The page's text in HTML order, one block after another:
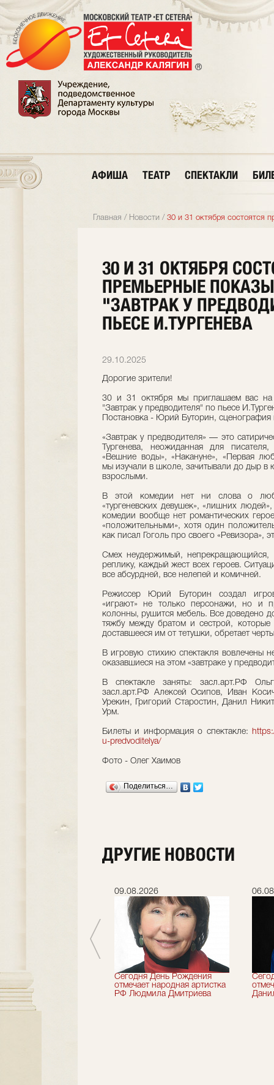
АФИША ТЕАТР СПЕКТАКЛИ
Главная / Новости / 30 и 31 октября состоятся
30 И 31 ОКТЯБРЯ
ПРЕМЬЕРНЫЕ
"ЗАВТРАК У
ПЬЕСЕ И.ТУРГЕНЕВА
29.10.2025
Дорогие зрители!
30 и 31 октября мы приглашаем вас на
"Завтрак у предводителя" по пьесе
Постановка - Юрий Буторин,
«Завтрак у предводителя» — это
Тургенева, неожиданная для
«Вешние воды», «Накануне», «Первая
мы изучали в школе, зачитывали до дыр в
взрослыми.
В этой комедии нет ни слова о
«тургеневских девушек», «лишних
комедии вообще нет романтических
«положительными», хотя один
как писал Гоголь про своего «Ревизора»,
Смех неудержимый, непрекращающийся,
реплику, каждый жест всех героев.
все абсурдней, все нелепей и комичней.
Режиссер Юрий Буторин создал
«играют» не только персонажи, но и
колонны, рушится мебель. Все доведено
тяжбу между братом и сестрой, которые
доставшееся им от тетушки, обретает
В игровую стихию спектакля вовлечены
оказавшиеся на этом «завтраке у
В спектакле заняты: засл.арт.РФ
засл.арт.РФ Алексей Осипов, Иван
Урекин, Григорий Старостин, Данил
Урм.
Билеты и информация о спектакле:
u-predvoditelya/
Фото - Олег Хаимов
Поделиться…
ДРУГИЕ НОВОСТИ
искусств
Николай Максимов
09.08.2026
Сегодня День Рождения
отмечает народная артистка
РФ Людмила Дмитриева